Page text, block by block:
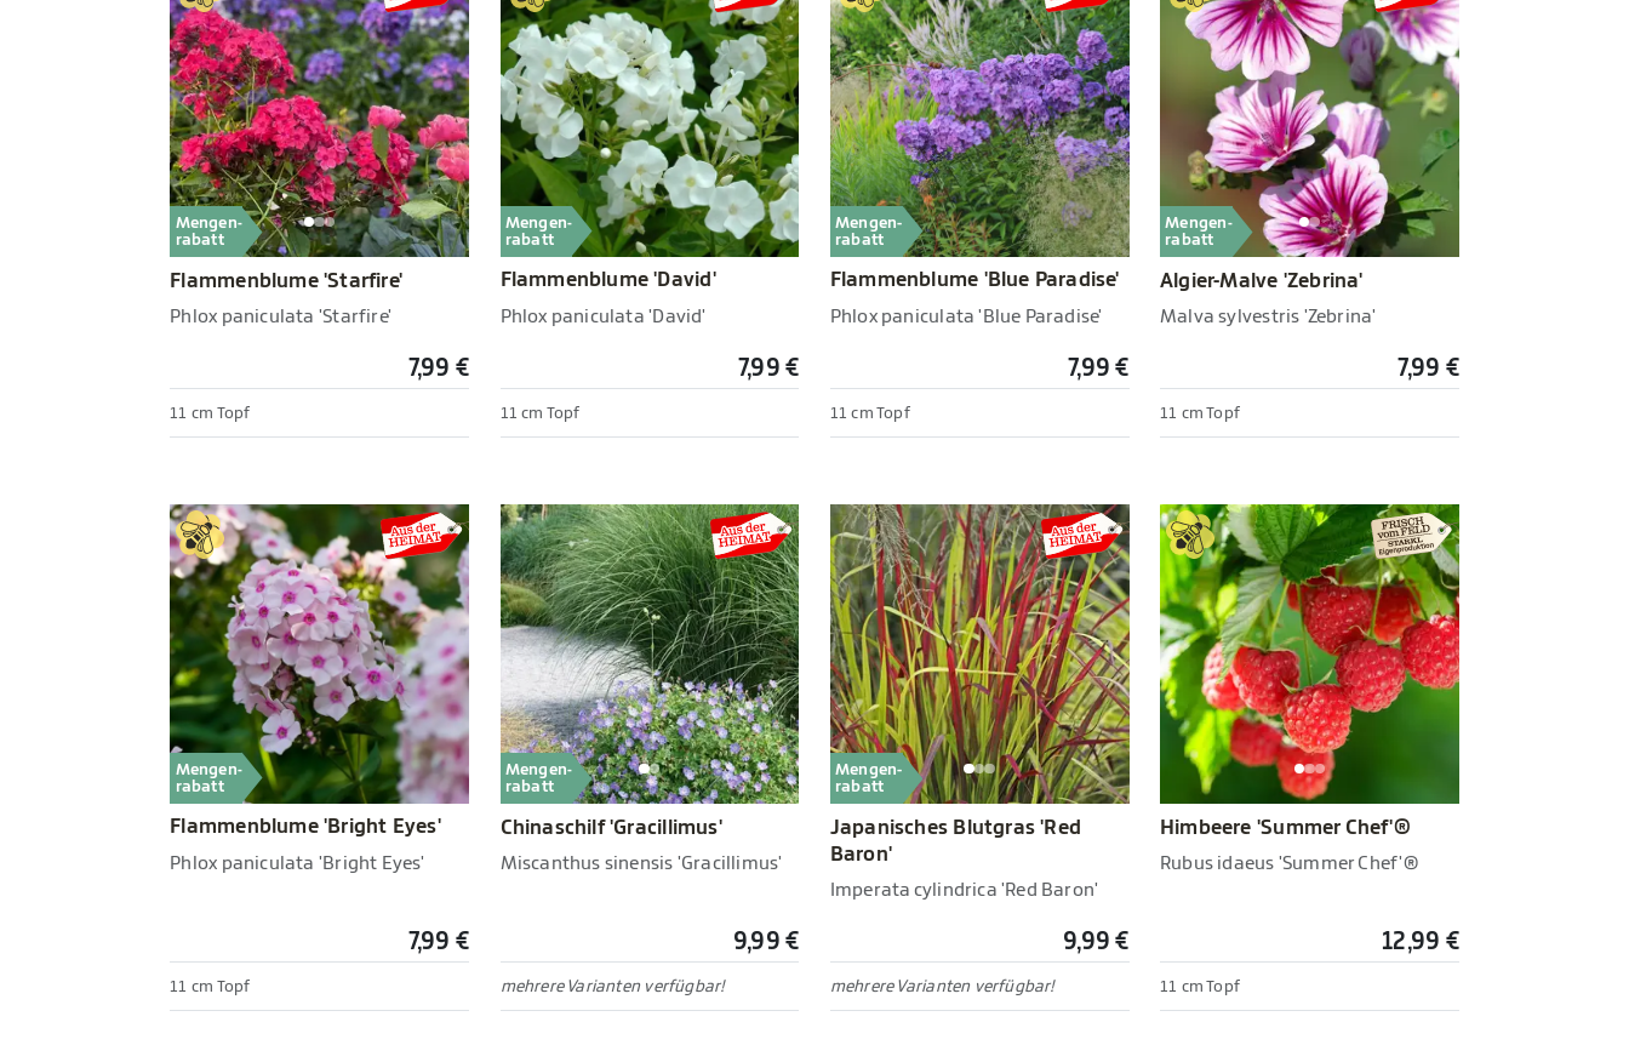
Mengen-
rabatt
Flammenblume 'Starfire'
Phlox paniculata 'Starfire'
7,99 €
11 cm Topf
Mengen-
rabatt
Flammenblume 'David'
Phlox paniculata 'David'
7,99 €
11 cm Topf
Mengen-
rabatt
Flammenblume 'Blue Paradise'
Phlox paniculata 'Blue Paradise'
7,99 €
11 cm Topf
Mengen-
rabatt
Algier-Malve 'Zebrina'
Malva sylvestris 'Zebrina'
7,99 €
11 cm Topf
Mengen-
rabatt
Flammenblume 'Bright Eyes'
Phlox paniculata 'Bright Eyes'
7,99 €
11 cm Topf
Mengen-
rabatt
Chinaschilf 'Gracillimus'
Miscanthus sinensis 'Gracillimus'
9,99 €
mehrere Varianten verfügbar!
Mengen-
rabatt
Japanisches Blutgras 'Red
Baron'
Imperata cylindrica 'Red Baron'
9,99 €
mehrere Varianten verfügbar!
Himbeere 'Summer Chef'®
Rubus idaeus 'Summer Chef'®
12,99 €
11 cm Topf